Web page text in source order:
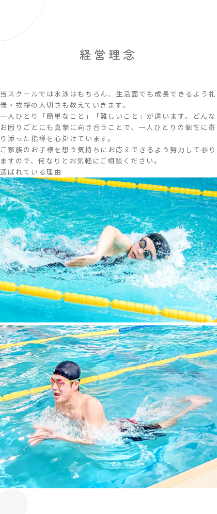
経営理念
当スクールでは水泳はもちろん、生活面でも成長できるよう 礼
儀・挨拶の大切さも教えていきます。
一人ひとり「簡単なこと」「難しいこと」が違います。
どんな
お困りごとにも真摯に向き合うことで、一人ひとりの個性に寄
り添った指導を心掛けています。
ご家族のお子様を想う気持ちにお応えできるよう努力して 参り
ますので、何なりとお気軽にご相談ください。
選ばれている理由